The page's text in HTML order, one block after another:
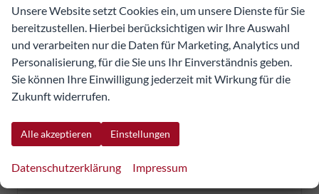
MG
MINI
Mitsubishi
Nissan
Omoda
Opel
Unsere Website setzt Cookies ein, um unsere Dienste für Sie
bereitzustellen. Hierbei berücksichtigen wir Ihre Auswahl
und verarbeiten nur die Daten für Marketing, Analytics und
Personalisierung, für die Sie uns Ihr Einverständnis geben.
Sie können Ihre Einwilligung jederzeit mit Wirkung für die
Zukunft widerrufen.
Alle akzeptieren Einstellungen
Datenschutzerklärung Impressum